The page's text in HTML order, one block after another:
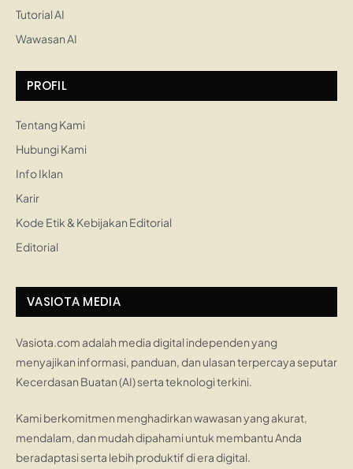
Tutorial AI
Wawasan AI
PROFIL
Tentang Kami
Hubungi Kami
Info Iklan
Karir
Kode Etik & Kebijakan Editorial
Editorial
VASIOTA MEDIA
Vasiota.com adalah media digital independen yang
menyajikan informasi, panduan, dan ulasan terpercaya seputar
Kecerdasan Buatan (AI) serta teknologi terkini.
Kami berkomitmen menghadirkan wawasan yang akurat,
mendalam, dan mudah dipahami untuk membantu Anda
beradaptasi serta lebih produktif di era digital.